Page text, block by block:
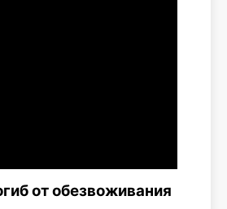
от обезвоживания